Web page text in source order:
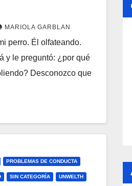
MARIOLA GARBLAN
perro. Él olfateando.
y le preguntó: ¿por qué
Desconozco que
PROBLEMAS DE CONDUCTA
SIN CATEGORÍA UNWELTH